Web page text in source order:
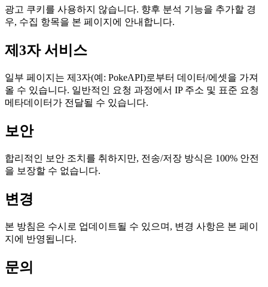
광고 쿠키를 사용하지 않습니다. 향후 분석 기능을 추가할 경
우, 수집 항목을 본 페이지에 안내합니다.
제3자 서비스
일부 페이지는 제3자(예: PokeAPI)로부터 데이터/에셋을 가져
올 수 있습니다. 일반적인 요청 과정에서 IP 주소 및 표준 요청
메타데이터가 전달될 수 있습니다.
보안
합리적인 보안 조치를 취하지만, 전송/저장 방식은 100% 안전
을 보장할 수 없습니다.
변경
본 방침은 수시로 업데이트될 수 있으며, 변경 사항은 본 페이
지에 반영됩니다.
문의